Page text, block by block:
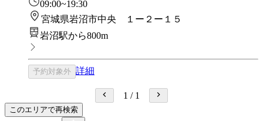
09:00~19:30
宮城県岩沼市中央 １ー２ー１５
岩沼駅から800m
予約対象外 詳細
1 / 1
このエリアで再検索